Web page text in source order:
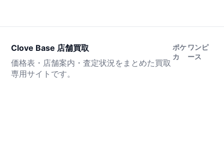
Clove Base 店舗買取
価格表・店舗案内・査定状況をまとめた買取
専用サイトです。
ポケ
カ
ワンピ
ース